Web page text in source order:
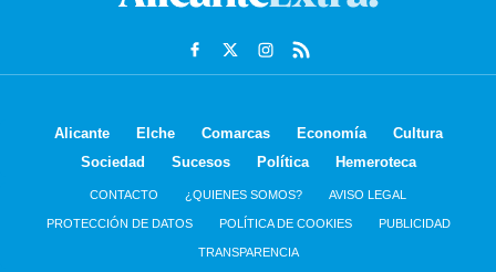
Alicante Elche Comarcas Economía
Cultura
Sociedad
Sucesos Política Hemeroteca
CONTACTO ¿QUIENES SOMOS? AVISO LEGAL
PROTECCIÓN DE DATOS POLÍTICA DE COOKIES PUBLICIDAD
TRANSPARENCIA